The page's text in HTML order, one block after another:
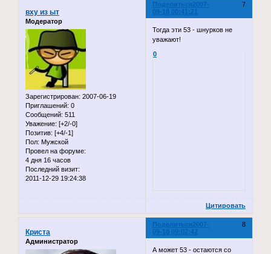
Поделиться 7
2007-
09-18 00:41:21
вху из ыт
Модератор
Зарегистрирован: 2007-06-19
Приглашений: 0
Сообщений: 511
Уважение: [+2/-0]
Позитив: [+4/-1]
Пол: Мужской
Провел на форуме:
4 дня 16 часов
Последний визит:
2011-12-29 19:24:38
Тогда эти 53 - шнурков не
уважают!
0
Цитировать
Поделиться 8
2007-
09-18 09:02:42
Криста
Администратор
А может 53 - остаются со